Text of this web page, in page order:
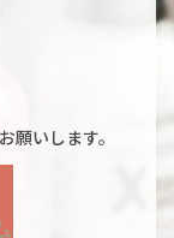
願いします。